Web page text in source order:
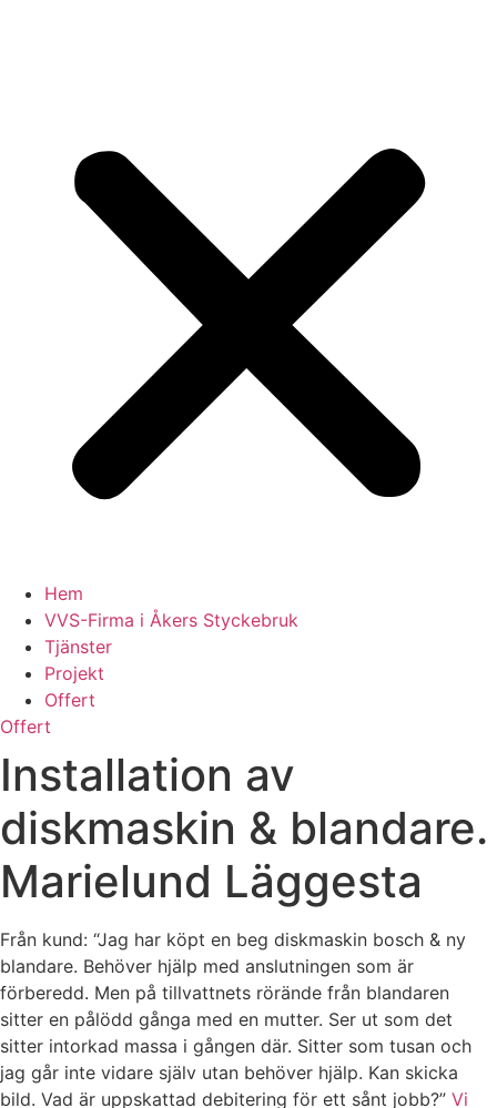
Hem
VVS-Firma i Åkers Styckebruk
Tjänster
Projekt
Offert
Offert
Installation av
diskmaskin & blandare.
Marielund Läggesta
Från kund: “Jag har köpt en beg diskmaskin bosch & ny
blandare. Behöver hjälp med anslutningen som är
förberedd. Men på tillvattnets rörände från blandaren
sitter en pålödd gånga med en mutter. Ser ut som det
sitter intorkad massa i gången där. Sitter som tusan och
jag går inte vidare själv utan behöver hjälp. Kan skicka
bild. Vad är uppskattad debitering för ett sånt jobb?” Vi